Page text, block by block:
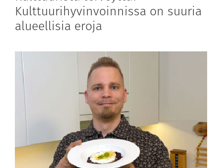
Kulttuurihyvinvoinnissa on suuria
alueellisia eroja